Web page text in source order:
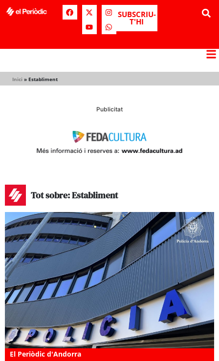
SUBSCRIU-
T'HI
Inici » Establiment
Publicitat
Tot sobre: Establiment
El Periòdic d'Andorra